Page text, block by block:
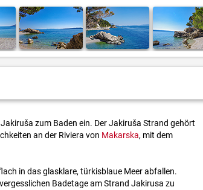
zum Baden ein. Der Jakiruša Strand gehört
an der Riviera von Makarska, mit dem
in das glasklare, türkisblaue Meer abfallen.
Badetage am Strand Jakirusa zu